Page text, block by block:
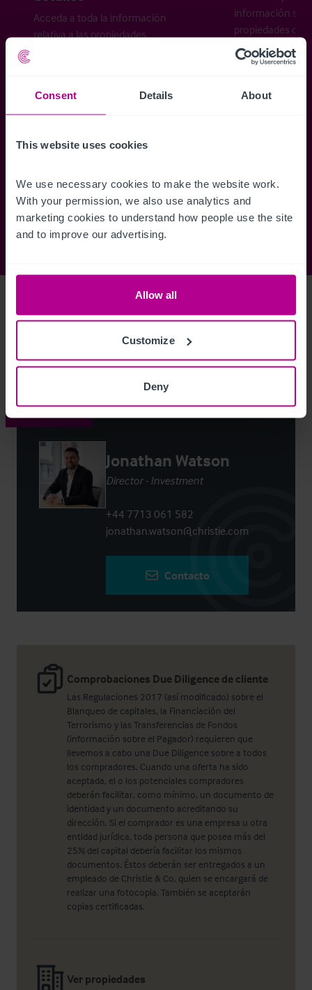
Consent Details About
This website uses cookies
We use necessary cookies to make the website work.
With your permission, we also use analytics and
marketing cookies to understand how people use the site
and to improve our advertising.
Allow all
Customize
Deny
Acceda a toda la información
relativa a las propiedades
información
propiedades
cómo desea
Regístrese ahora
to view full details
Comprobaciones Due Diligence de cliente
Las Regulaciones 2017 (así modificado) sobre el
Blanqueo de capitales, la Financiación del
Terrorismo y las Transferencias de Fondos
(información sobre el Pagador) requieren que
llevemos a cabo una Due Diligence sobre a todos
los compradores. Cuando una oferta ha sido
aceptada, el o los potenciales compradores
deberán facilitar, como mínimo, un documento de
identidad y un documento acreditando su
dirección. Si el comprador es una empresa u otra
entidad jurídica, toda persona que posea más del
25% del capital debería facilitar los mismos
documentos. Éstos deberán ser entregados a un
empleado de Christie & Co, quien se encargará de
realizar una fotocopia. También se aceptarán
copias certificadas.
Ver propiedades
Contacto
Jonathan Watson
Director - Investment
+44 7713 061 582
jonathan.watson@christie.com
Contacto